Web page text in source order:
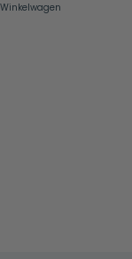
Winkelwagen